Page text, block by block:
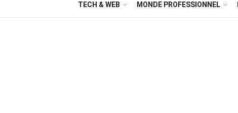
TECH & WEB MONDE PROFESSIONNEL